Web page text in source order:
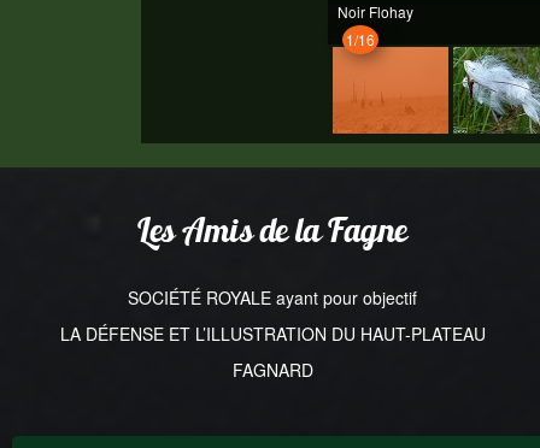
Noir Flohay
1/16
Les Amis de la Fagne
SOCIÉTÉ ROYALE ayant pour objectif
LA DÉFENSE ET L’ILLUSTRATION DU HAUT-PLATEAU
FAGNARD